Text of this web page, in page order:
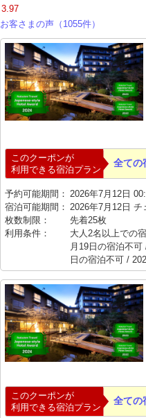
3.97
お客さまの声（1055件）
このクーポンが
利用できる宿泊プラン
全ての
予約可能期間： 2026年7月12日
宿泊可能期間： 2026年7月12日 チ
枚数制限：
先着25枚
利用条件：
大人2名以上での
月19日の宿泊不
日の宿泊不可 /
このクーポンが
利用できる宿泊プラン
全ての